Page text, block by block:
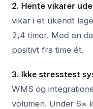
2. Hente vikarer
vikar i et ukendt
2,4 timer. Med en
positivt fra time ét.
3. Ikke stresstest
WMS og
volumen. Under 6×